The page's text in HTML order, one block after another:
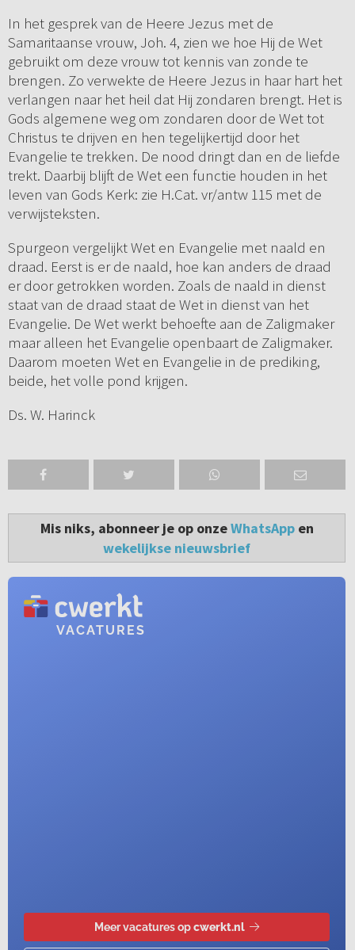
In het gesprek van de Heere Jezus met de
Samaritaanse vrouw, Joh. 4, zien we hoe Hij de Wet
gebruikt om deze vrouw tot kennis van zonde te
brengen. Zo verwekte de Heere Jezus in haar hart het
verlangen naar het heil dat Hij zondaren brengt. Het is
Gods algemene weg om zondaren door de Wet tot
Christus te drijven en hen tegelijkertijd door het
Evangelie te trekken. De nood dringt dan en de liefde
trekt. Daarbij blijft de Wet een functie houden in het
leven van Gods Kerk: zie H.Cat. vr/antw 115 met de
verwijsteksten.
Spurgeon vergelijkt Wet en Evangelie met naald en
draad. Eerst is er de naald, hoe kan anders de draad
er door getrokken worden. Zoals de naald in dienst
staat van de draad staat de Wet in dienst van het
Evangelie. De Wet werkt behoefte aan de Zaligmaker
maar alleen het Evangelie openbaart de Zaligmaker.
Daarom moeten Wet en Evangelie in de prediking,
beide, het volle pond krijgen.
Ds. W. Harinck
Mis niks, abonneer je op onzeWhatsAppen
wekelijkse nieuwsbrief